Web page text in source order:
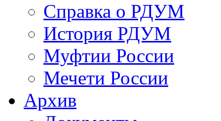
Справка о РДУМ
История РДУМ
Муфтии России
Мечети России
Архив